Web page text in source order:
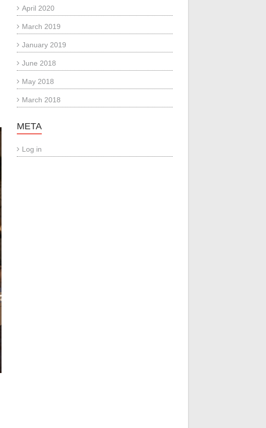
April 2020
March 2019
January 2019
June 2018
May 2018
March 2018
META
Log in